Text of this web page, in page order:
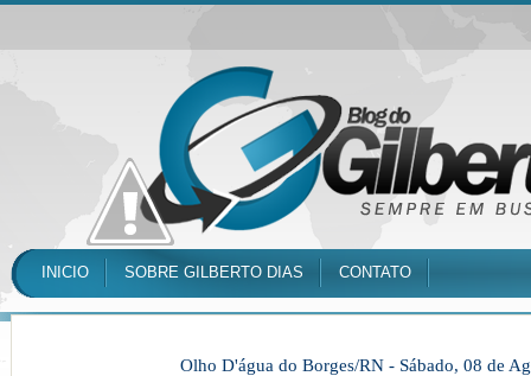
INICIO SOBRE GILBERTO DIAS CONTATO
Olho D'água do Borges/RN - Sábado, 08 de